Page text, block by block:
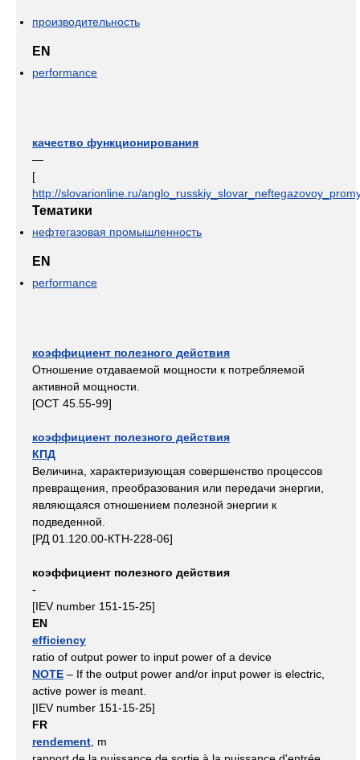
производительность
EN
performance
качество функционирования
—
[
http://slovarionline.ru/
Тематики
нефтегазовая промышленность
EN
performance
коэффициент полезного действия
Отношение отдаваемой мощности к потребляемой
активной мощности.
[ОСТ 45.55-99]
коэффициент полезного действия
КПД
Величина, характеризующая совершенство процессов
превращения, преобразования или передачи энергии,
являющаяся отношением полезной энергии к
подведенной.
[РД 01.120.00-КТН-228-06]
коэффициент полезного действия
-
[IEV number 151-15-25]
EN
efficiency
ratio of output power to input power of a device
NOTE – If the output power and/or input power is electric,
active power is meant.
[IEV number 151-15-25]
FR
rendement , m